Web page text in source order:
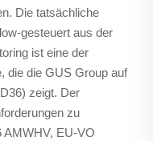
Die tatsächliche
gesteuert aus der
ist eine der
die die GUS Group auf
zeigt. Der
zu
AMWHV, EU-VO